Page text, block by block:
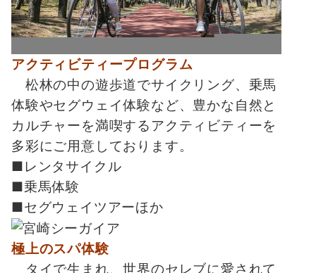
アクティビティープログラム
松林の中の遊歩道でサイクリング、乗馬
体験やセグウェイ体験など、豊かな自然と
カルチャーを満喫するアクティビティーを
多彩にご用意しております。
■レンタサイクル
■乗馬体験
■セグウェイツアーほか
極上のスパ体験
タイで生まれ、世界のセレブに愛されて